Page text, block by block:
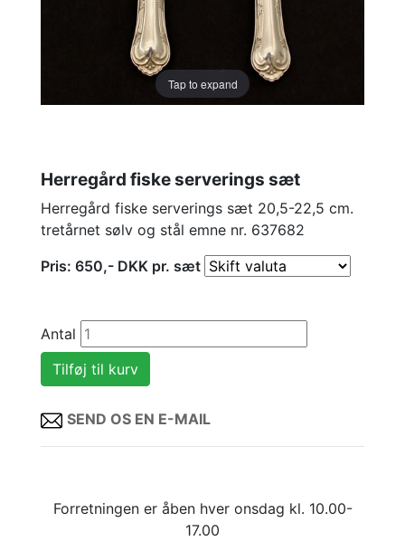
Tap to expand
Herregård fiske serverings sæt
Herregård fiske serverings sæt 20,5-22,5 cm.
tretårnet sølv og stål emne nr. 637682
Pris: 650,- DKK pr. sæt
Antal
SEND OS EN E-MAIL
Forretningen er åben hver onsdag kl. 10.00-
17.00